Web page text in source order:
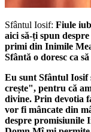
Sfântul Iosif: Fiule
aici să-ți spun
primi din Inimile
Sfântă o doresc ca
Eu sunt Sfântul Iosif
crește", pentru că
divine. Prin devotia
vor fi mâncate din
despre promisiunile